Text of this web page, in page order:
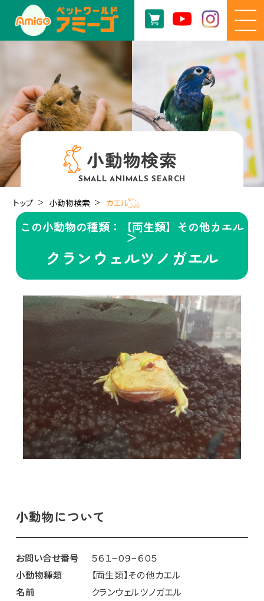
小動物検索
SMALL ANIMALS SEARCH
トップ 小動物検索 カエル𓆏
この小動物の種類：【両生類】その他カエル
＞
クランウェルツノガエル
小動物について
お問い合せ番号
５６１−０９−６０５
小動物種類
【両生類】その他カエル
名前
クランウェルツノガエル